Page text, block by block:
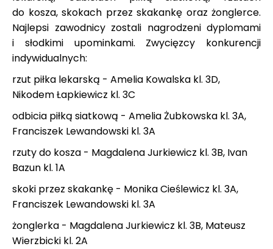
do kosza, skokach przez skakankę oraz żonglerce.
Najlepsi zawodnicy zostali nagrodzeni dyplomami
i słodkimi upominkami. Zwycięzcy konkurencji
indywidualnych:
rzut piłka lekarską - Amelia Kowalska kl. 3D,
Nikodem Łapkiewicz kl. 3C
odbicia piłką siatkową - Amelia Żubkowska kl. 3A,
Franciszek Lewandowski kl. 3A
rzuty do kosza - Magdalena Jurkiewicz kl. 3B, Ivan
Bazun kl. 1A
skoki przez skakankę - Monika Cieślewicz kl. 3A,
Franciszek Lewandowski kl. 3A
żonglerka - Magdalena Jurkiewicz kl. 3B, Mateusz
Wierzbicki kl. 2A